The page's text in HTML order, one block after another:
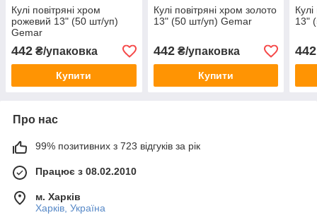
Кулі повітряні хром
рожевий 13" (50 шт/уп)
Gemar
442 ₴/упаковка
Купити
Кулі повітряні хром золото
13" (50 шт/уп) Gemar
442₴/упаковка
Купити
13"
442
Про нас
99% позитивних з 723 відгуків за рік
Працює з 08.02.2010
м. Харків
Харків, Україна